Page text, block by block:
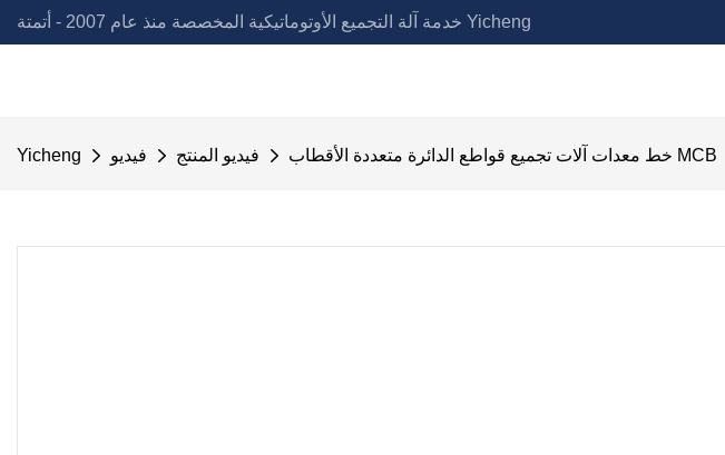
خدمة آلة التجميع الأوتوماتيكية المخصصة منذ عام 2007 - أتمتة Yicheng
Yicheng فيديو فيديو المنتج خط معدات آلات تجميع قواطع الدائرة متعددة الأقطاب MCB